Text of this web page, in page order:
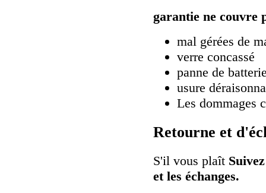
garantie ne couvre
mal gérées de
verre concassé
panne de
usure
Les dommages
Retourne et
S'il vous plaît
et les échanges.